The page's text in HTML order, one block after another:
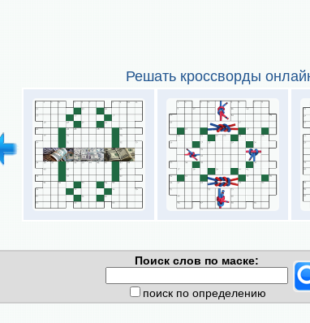
Решать кроссворды
Поиск слов по маске:
поиск по определению